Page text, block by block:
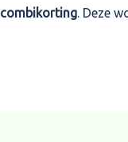
combikorting. Deze